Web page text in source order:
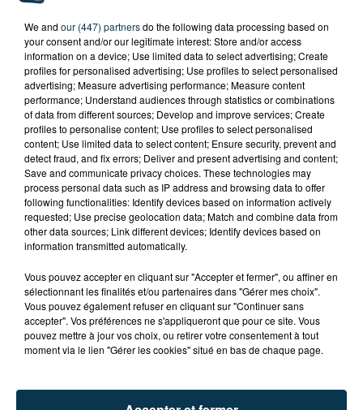
TITRES DIFFUSÉS
10h18
10h18 10h10
10h10
We and our (447) partnersdo the following data processing based on
your consent and/or our legitimate interest: Store and/or access
information on a device; Use limited data to select advertising; Create
profiles for personalised advertising; Use profiles to select personalised
advertising; Measure advertising performance; Measure content
performance; Understand audiences through statistics or combinations
of data from different sources; Develop and improve services; Create
profiles to personalise content; Use profiles to select personalised
content; Use limited data to select content; Ensure security, prevent and
detect fraud, and fix errors; Deliver and present advertising and content;
Save and communicate privacy choices. These technologies may
process personal data such as IP address and browsing data to offer
following functionalities: Identify devices based on information actively
requested; Use precise geolocation data; Match and combine data from
other data sources; Link different devices; Identify devices based on
information transmitted automatically.
Vous pouvez accepter en cliquant sur "Accepter et fermer", ou affiner en
sélectionnant les finalités et/ou partenaires dans "Gérer mes choix".
Vous pouvez également refuser en cliquant sur "Continuer sans
accepter". Vos préférences ne s'appliqueront que pour ce site. Vous
pouvez mettre à jour vos choix, ou retirer votre consentement à tout
moment via le lien "Gérer les cookies" situé en bas de chaque page.